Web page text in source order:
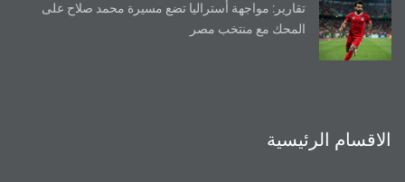
تقارير: مواجهة أستراليا تضع مسيرة محمد صلاح على
المحك مع منتخب مصر
الاقسام الرئيسية